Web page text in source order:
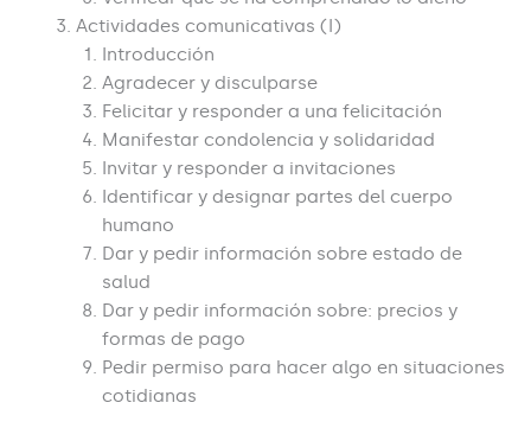
Actividades comunicativas (I)
Introducción
Agradecer y disculparse
Felicitar y responder a una felicitación
Manifestar condolencia y solidaridad
Invitar y responder a invitaciones
Identificar y designar partes del cuerpo
humano
Dar y pedir información sobre estado de
salud
Dar y pedir información sobre: precios y
formas de pago
Pedir permiso para hacer algo en situaciones
cotidianas